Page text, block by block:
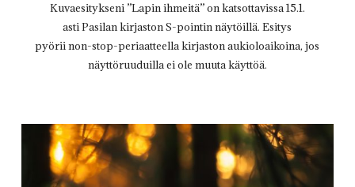
Kuvaesitykseni ”Lapin ihmeitä” on katsottavissa 15.1.
asti Pasilan kirjaston S-pointin näytöillä. Esitys
pyörii non-stop-periaatteella kirjaston aukioloaikoina, jos
näyttöruuduilla ei ole muuta käyttöä.